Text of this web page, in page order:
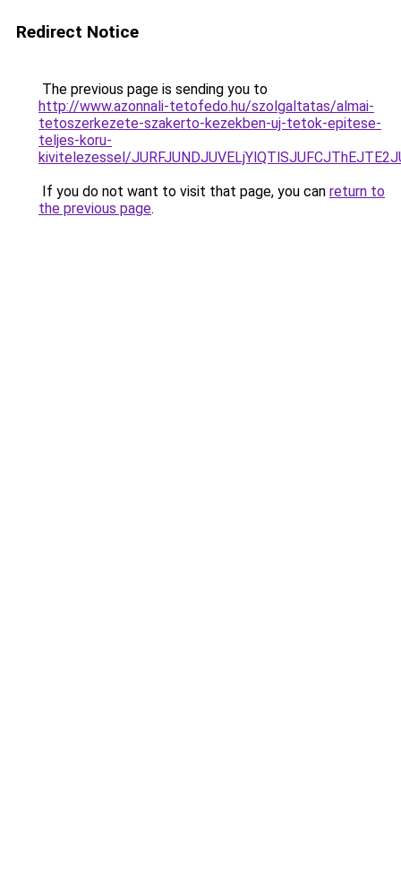
Redirect Notice
The previous page is sending you to
http://www.azonnali-tetofedo.hu/szolgaltatas/almai-
tetoszerkezete-szakerto-kezekben-uj-tetok-epitese-
teljes-koru-
kivitelezessel/
If you do not want to visit that page, you can return to
the previous page.